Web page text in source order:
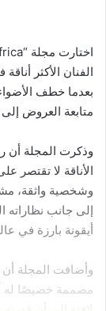
الفنان الأكثر
بعدما خطف
متابعة العروض إلى
وذكرت المجلة أن
الأناقة لا
وشخصية واثقة،
إلى جانب
أيقونة بارزة في
وأضافت المجلة أن
مصممة خصيصًا له